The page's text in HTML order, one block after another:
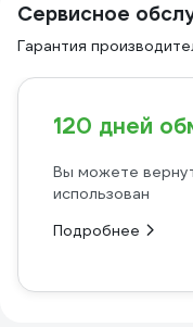
Сервисное
Гарантия
120 дней
Вы можете
использован
Подробнее